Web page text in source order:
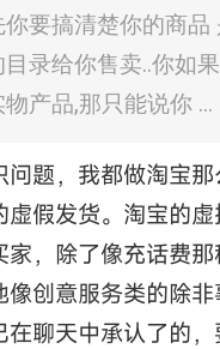
要搞清楚你的商品
录给你售卖..你如
产品,那只能说你 ...
问题，我都做淘宝
虚假发货。淘宝的
家，除了像充话费
像创意服务类的除
在聊天中承认了的